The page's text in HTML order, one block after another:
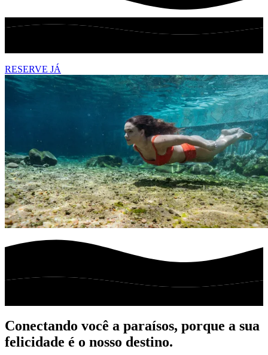
RESERVE JÁ
Conectando você a paraísos, porque a sua
felicidade é o nosso destino.